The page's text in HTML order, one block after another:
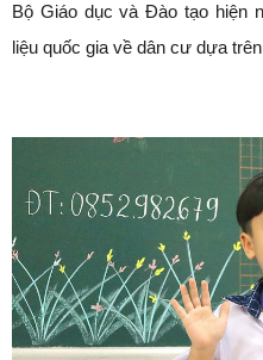
Bộ Giáo dục và Đào tạo hiện
liệu quốc gia về dân cư dựa